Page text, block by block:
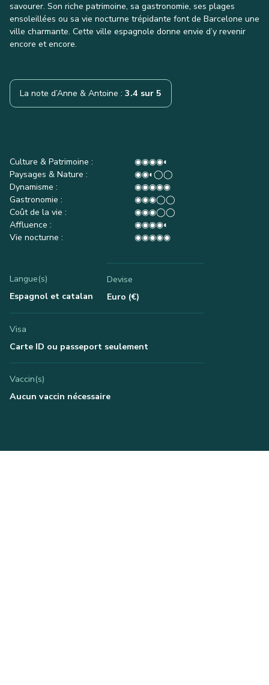
savourer. Son riche patrimoine, sa gastronomie, ses plages
ensoleillées ou sa vie nocturne trépidante font de Barcelone une
ville charmante. Cette ville espagnole donne envie d’y revenir
encore et encore.
La note d’Anne & Antoine : 3.4 sur 5
Culture & Patrimoine :
Paysages & Nature :
Dynamisme :
Gastronomie :
Coût de la vie :
Affluence :
Vie nocturne :
◉◉◉◉◐
◉◉◐◯◯
◉◉◉◉◉
◉◉◉◯◯
◉◉◉◯◯
◉◉◉◉◐
◉◉◉◉◉
Langue(s)
Espagnol et catalan
Devise
Euro (€)
Visa
Carte ID ou passeport seulement
Vaccin(s)
Aucun vaccin nécessaire